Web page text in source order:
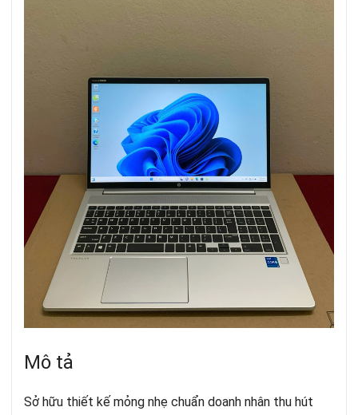
Mô tả
Sở hữu thiết kế mỏng nhẹ chuẩn doanh nhân thu hút